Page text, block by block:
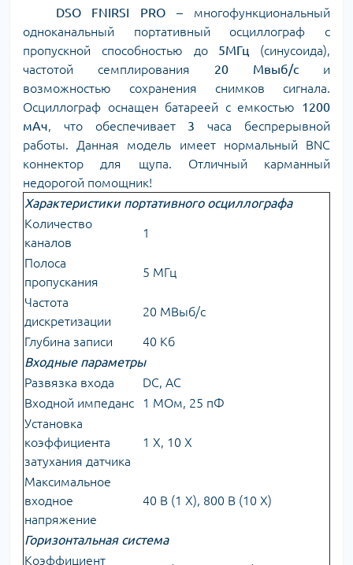
DSO FNIRSI PRO – многофункциональный
одноканальный портативный осциллограф с
пропускной способностью до 5МГц (синусоида),
частотой семплирования 20 Мвыб/с и
возможностью сохранения снимков сигнала.
Осциллограф оснащен батареей с емкостью 1200
мАч, что обеспечивает 3 часа беспрерывной
работы. Данная модель имеет нормальный BNC
коннектор для щупа. Отличный карманный
недорогой помощник!
Характеристики портативного осциллографа
Количество
каналов
1
Полоса
пропускания
5 МГц
Частота
дискретизации
20 МВыб/с
Глубина записи
40 Кб
Входные параметры
Развязка входа
DC, AC
Входной импеданс
1 МОм, 25 пФ
Установка
коэффициента
затухания датчика
1 Х, 10 Х
Максимальное
входное
напряжение
40 В (1 X), 800 В (10 Х)
Горизонтальная система
Коэффициент